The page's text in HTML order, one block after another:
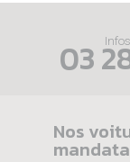
03
Nos